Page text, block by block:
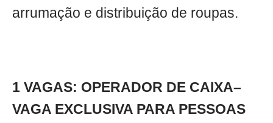
arrumação e distribuição de roupas.
1 VAGAS: OPERADOR DE CAIXA–
VAGA EXCLUSIVA PARA PESSOAS